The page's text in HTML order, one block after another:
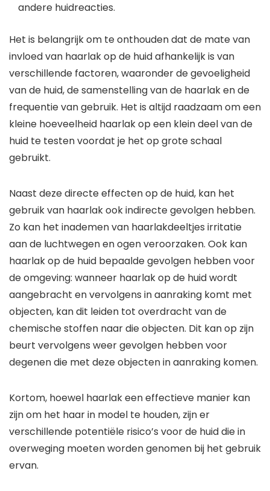
andere huidreacties.
Het is belangrijk om te onthouden dat de mate van
invloed van haarlak op de huid afhankelijk is van
verschillende factoren, waaronder de gevoeligheid
van de huid, de samenstelling van de haarlak en de
frequentie van gebruik. Het is altijd raadzaam om een
kleine hoeveelheid haarlak op een klein deel van de
huid te testen voordat je het op grote schaal
gebruikt.
Naast deze directe effecten op de huid, kan het
gebruik van haarlak ook indirecte gevolgen hebben.
Zo kan het inademen van haarlakdeeltjes irritatie
aan de luchtwegen en ogen veroorzaken. Ook kan
haarlak op de huid bepaalde gevolgen hebben voor
de omgeving: wanneer haarlak op de huid wordt
aangebracht en vervolgens in aanraking komt met
objecten, kan dit leiden tot overdracht van de
chemische stoffen naar die objecten. Dit kan op zijn
beurt vervolgens weer gevolgen hebben voor
degenen die met deze objecten in aanraking komen.
Kortom, hoewel haarlak een effectieve manier kan
zijn om het haar in model te houden, zijn er
verschillende potentiële risico’s voor de huid die in
overweging moeten worden genomen bij het gebruik
ervan.